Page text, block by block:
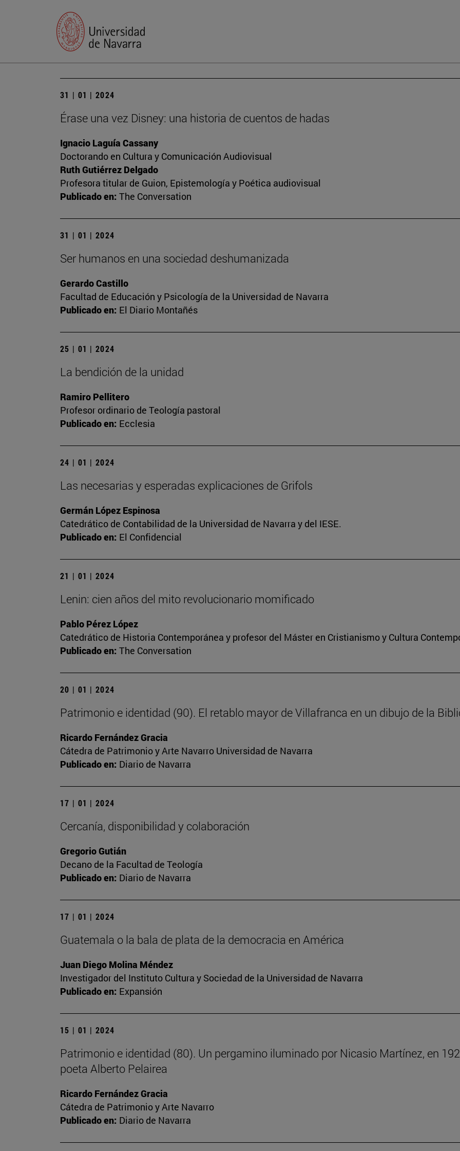
31 | 01 | 2024
Érase una vez Disney: una historia de cuentos de hadas
Ignacio Laguía Cassany
Doctorando en Cultura y Comunicación Audiovisual
Ruth Gutiérrez Delgado
Profesora titular de Guion, Epistemología y Poética audiovisual
Publicado en: The Conversation
31 | 01 | 2024
Ser humanos en una sociedad deshumanizada
Gerardo Castillo
Facultad de Educación y Psicología de la Universidad de Navarra
Publicado en: El Diario Montañés
25 | 01 | 2024
La bendición de la unidad
Ramiro Pellitero
Profesor ordinario de Teología pastoral
Publicado en: Ecclesia
24 | 01 | 2024
Las necesarias y esperadas explicaciones de Grifols
Germán López Espinosa
Catedrático de Contabilidad de la Universidad de Navarra y del IESE.
Publicado en: El Confidencial
21 | 01 | 2024
Lenin: cien años del mito revolucionario momificado
Pablo Pérez López
Catedrático de Historia Contemporánea y profesor del Máster en Cristianismo y Cultura
Publicado en: The Conversation
20 | 01 | 2024
Patrimonio e identidad (90). El retablo mayor de Villafranca en un dibujo de la
Ricardo Fernández Gracia
Cátedra de Patrimonio y Arte Navarro Universidad de Navarra
Publicado en: Diario de Navarra
17 | 01 | 2024
Cercanía, disponibilidad y colaboración
Gregorio Gutián
Decano de la Facultad de Teología
Publicado en: Diario de Navarra
17 | 01 | 2024
Guatemala o la bala de plata de la democracia en América
Juan Diego Molina Méndez
Investigador del Instituto Cultura y Sociedad de la Universidad de Navarra
Publicado en: Expansión
15 | 01 | 2024
Patrimonio e identidad (80). Un pergamino iluminado por Nicasio Martínez, en
poeta Alberto Pelairea
Ricardo Fernández Gracia
Cátedra de Patrimonio y Arte Navarro
Publicado en: Diario de Navarra